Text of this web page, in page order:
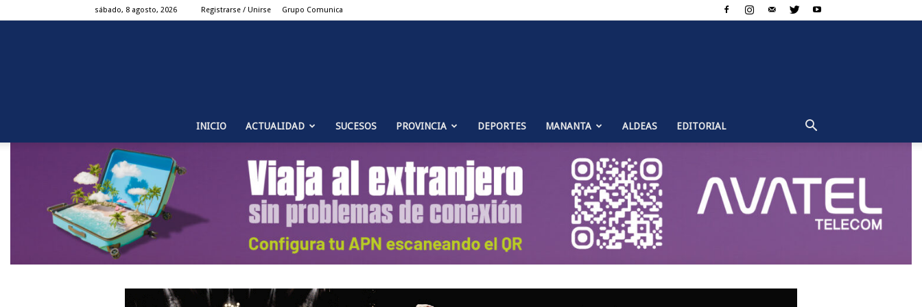
sábado, 8 agosto, 2026 Registrarse / Unirse Grupo Comunica
Genil
Noticias
INICIO ACTUALIDAD SUCESOS PROVINCIA DEPORTES MANANTA ALDEAS EDITORIAL